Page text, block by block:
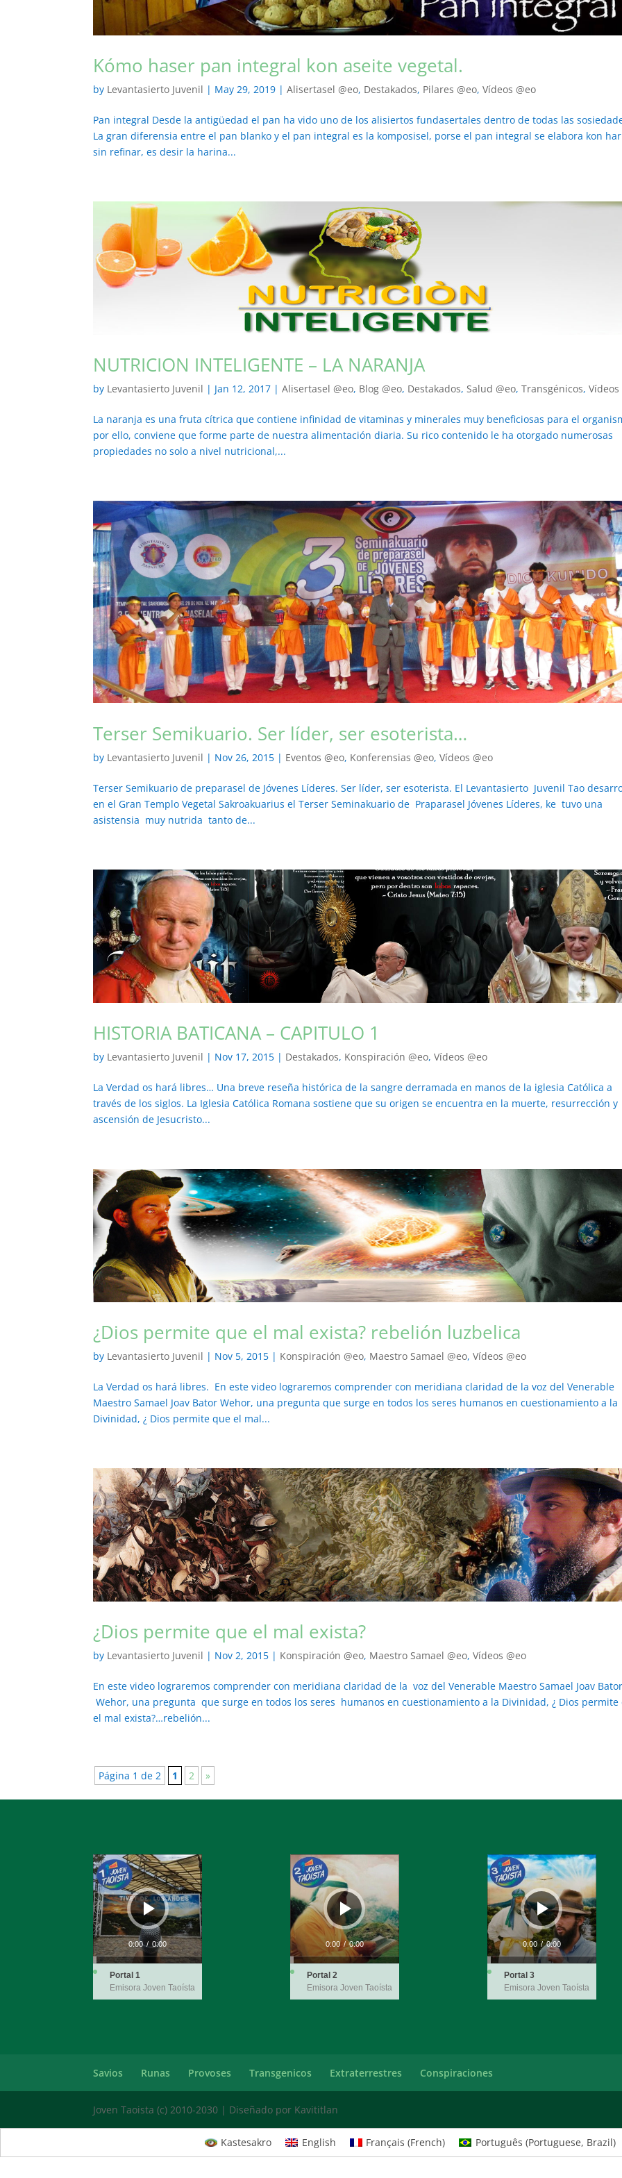
Kómo haser pan integral kon aseite vegetal.
by Levantasierto Juvenil | May 29, 2019 |Alisertasel @eo, Destakados, Pilares @eo,Vídeos @eo
Pan integral Desde la antigüedad el pan ha vido uno de los alisiertos fundasertales dentro de todas las
La gran diferensia entre el pan blanko y el pan integral es la komposisel, porse el pan integral se elabora kon
sin refinar, es desir la harina...
NUTRICION INTELIGENTE – LA NARANJA
by Levantasierto Juvenil | Jan 12, 2017 |Alisertasel @eo, Blog @eo, Destakados,Salud @eo,Transgénicos,Vídeos
La naranja es una fruta cítrica que contiene infinidad de vitaminas y minerales muy beneficiosas para el
por ello, conviene que forme parte de nuestra alimentación diaria. Su rico contenido le ha otorgado numerosas
propiedades no solo a nivel nutricional,...
Terser Semikuario. Ser líder, ser esoterista…
by Levantasierto Juvenil | Nov 26, 2015 | Eventos @eo, Konferensias @eo,Vídeos @eo
Terser Semikuario de preparasel de Jóvenes Líderes. Ser líder, ser esoterista. El Levantasierto Juvenil Tao
en el Gran Templo Vegetal Sakroakuarius el Terser Seminakuario de Praparasel Jóvenes Líderes, ke tuvo una
asistensia muy nutrida tanto de...
HISTORIA BATICANA – CAPITULO 1
by Levantasierto Juvenil | Nov 17, 2015 | Destakados, Konspiración @eo,Vídeos @eo
La Verdad os hará libres… Una breve reseña histórica de la sangre derramada en manos de la iglesia Católica a
través de los siglos. La Iglesia Católica Romana sostiene que su origen se encuentra en la muerte, resurrección y
ascensión de Jesucristo...
¿Dios permite que el mal exista? rebelión luzbelica
by Levantasierto Juvenil | Nov 5, 2015 | Konspiración @eo, Maestro Samael @eo,Vídeos @eo
La Verdad os hará libres. En este video lograremos comprender con meridiana claridad de la voz del Venerable
Maestro Samael Joav Bator Wehor, una pregunta que surge en todos los seres humanos en cuestionamiento a la
Divinidad, ¿ Dios permite que el mal...
¿Dios permite que el mal exista?
by Levantasierto Juvenil | Nov 2, 2015 | Konspiración @eo, Maestro Samael @eo,Vídeos @eo
En este video lograremos comprender con meridiana claridad de la voz del Venerable Maestro Samael Joav
Wehor, una pregunta que surge en todos los seres humanos en cuestionamiento a la Divinidad, ¿ Dios permite
el mal exista?…rebelión...
Página 1 de 2 1 2 »
Audio
Player
0:00 / 0:00
Portal 1
Emisora Joven Taoísta
Audio
Player
0:00 / 0:00
Portal 2
Emisora Joven Taoísta
Audio
Player
0:00 / 0:00
Portal 3
Emisora Joven Taoísta
Savios Runas Provoses Transgenicos Extraterrestres Conspiraciones
Joven Taoista (c) 2010-2030 | Diseñado por Kavititlan
Kastesakro English Français (French) Português (Portuguese, Brazil)